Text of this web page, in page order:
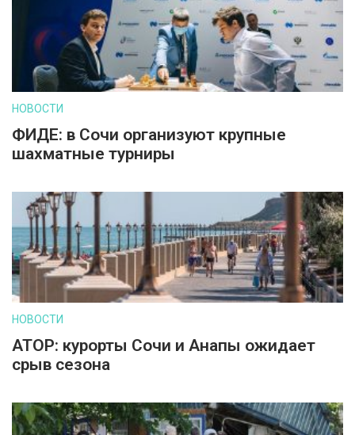
НОВОСТИ
ФИДЕ: в Сочи организуют крупные
шахматные турниры
НОВОСТИ
АТОР: курорты Сочи и Анапы ожидает
срыв сезона